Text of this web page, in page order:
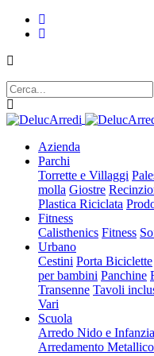
Azienda
Parchi
Torrette e Villaggi
molla Giostre
Plastica Riciclata
Fitness
Calisthenics Fitness
Urbano
Cestini Porta Biciclette
per bambini Panchine
Transenne Tavoli
Vari
Scuola
Arredo Nido e Infanzia
Arredamento Metallico